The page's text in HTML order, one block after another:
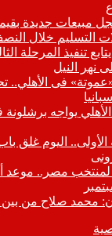
خلال النصف
تنفيذ المرحلة
نهر النيل
فى الأهلي..
اليوم غلق
لمنتخب مصر..
محمد صلاح من بين